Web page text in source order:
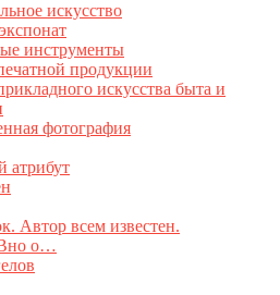
искусство
инструменты
продукции
искусства быта и
фотография
атрибут
Автор всем известен.
о…